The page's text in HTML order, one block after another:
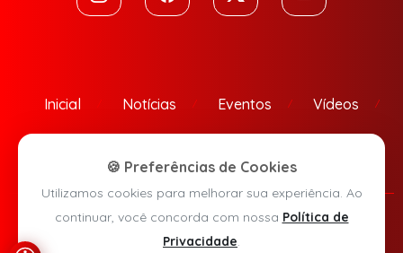
Inicial Notícias Eventos Vídeos
Política de Privacidade
🍪 Preferências de Cookies
Utilizamos cookies para melhorar sua experiência. Ao
continuar, você concorda com nossa Política de
Privacidade.